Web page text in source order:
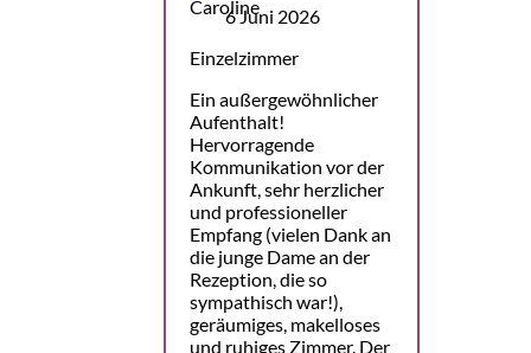
6 Juni 2026
Einzelzimmer
Ein außergewöhnlicher
Aufenthalt!
Hervorragende
Kommunikation vor der
Ankunft, sehr herzlicher
und professioneller
Empfang (vielen Dank an
die junge Dame an der
Rezeption, die so
sympathisch war!),
geräumiges, makelloses
und ruhiges Zimmer. Der